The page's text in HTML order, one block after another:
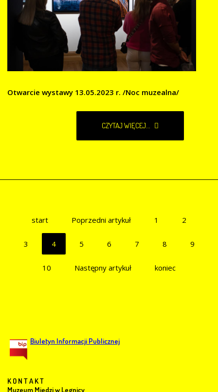
Otwarcie wystawy 13.05.2023 r. /Noc muzealna/
CZYTAJ WIĘCEJ...
start Poprzedni artykuł 1 2
3 4 5 6 7 8 9
10 Następny artykuł koniec
Biuletyn Informacji Publicznej
K O N T A K T
Muzeum Miedzi w Legnicy